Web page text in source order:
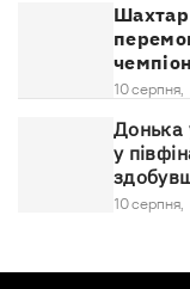
Шахтар
10 серпня,
Донька
у
10 серпня,